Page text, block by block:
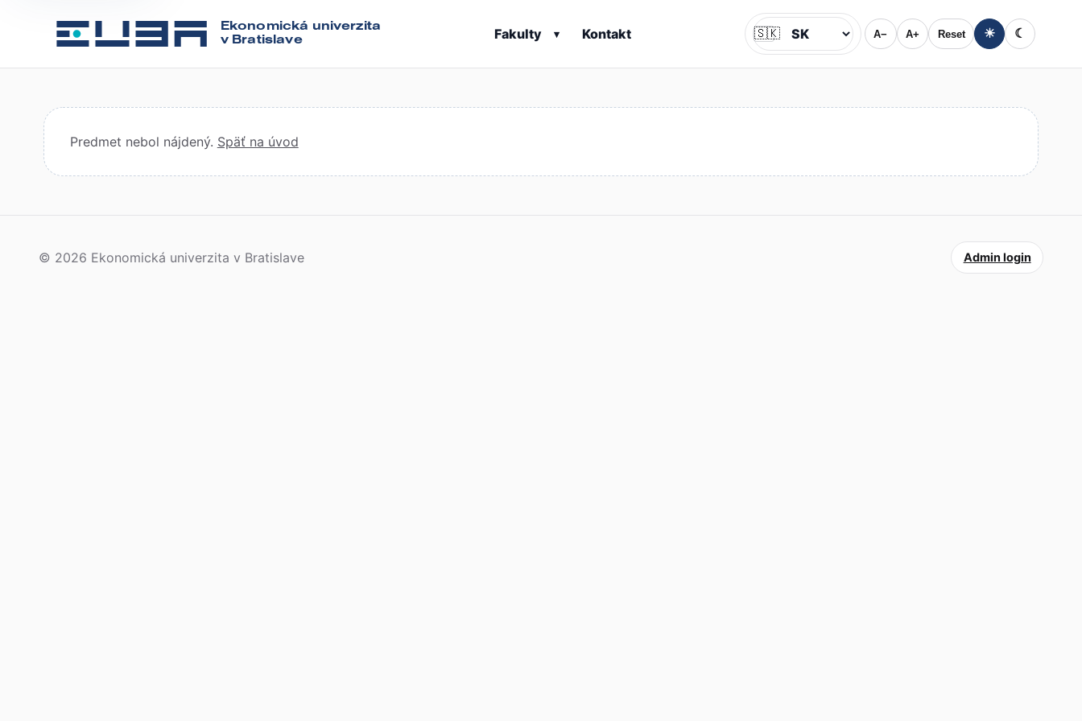
Ekonomická univerzita
v Bratislave
Fakulty ▾ Kontakt Jazyk
🇸🇰 A− A+ Reset ☀ ☾
Predmet nebol nájdený. Späť na úvod
© 2026 Ekonomická univerzita v Bratislave Admin login